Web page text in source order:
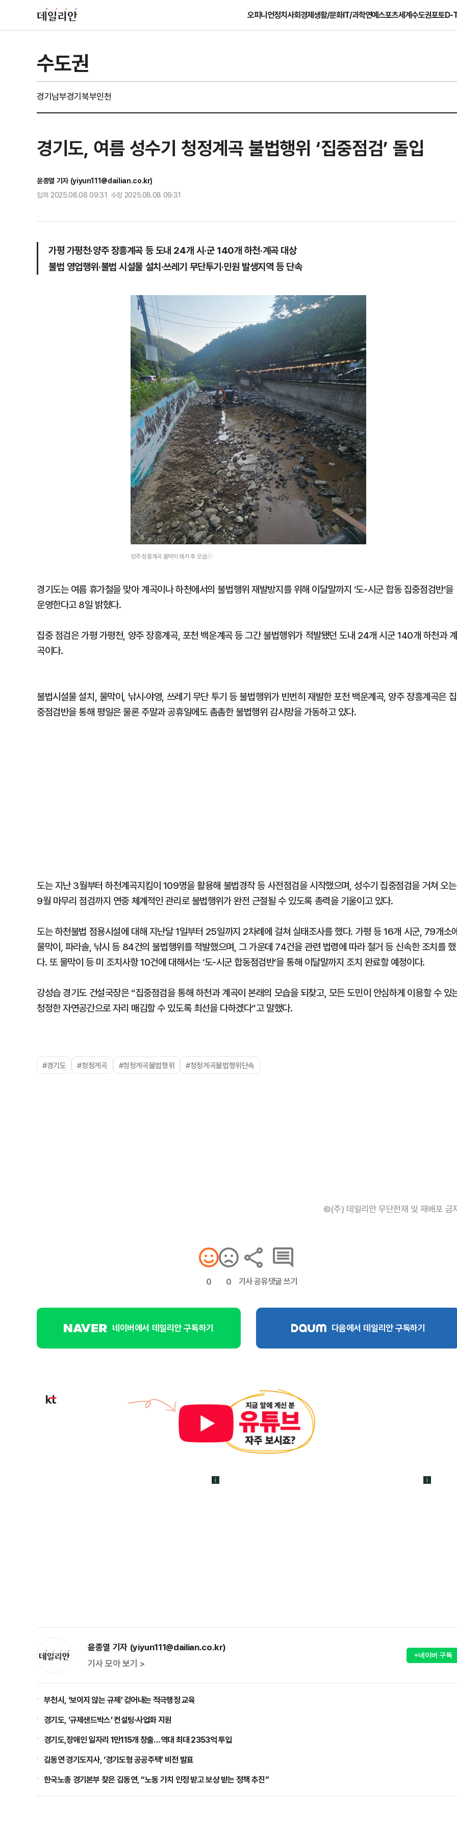
오피니언정치사회경제생활/문화IT/과학연예스포츠세계수도권포토D-
수도권
경기남부경기북부인천
경기도, 여름 성수기 청정계곡 불법행위 ‘집중점검’ 돌입
윤종열 기자 (yiyun111@dailian.co.kr)
입력 2025.08.08 09:31 수정 2025.08.08 09:31
가평 가평천·양주 장흥계곡 등 도내 24개 시·군 140개 하천·계곡 대상
불법 영업행위·불법 시설물 설치·쓰레기 무단투기·민원 발생지역 등 단속
양주 장흥계곡 물막이 제거 후 모습ⓒ
경기도는 여름 휴가철을 맞아 계곡이나 하천에서의 불법행위 재발방지를 위해 이달말까지 ‘도-시군 합동 집중점검반’을
운영한다고 8일 밝혔다.
집중 점검은 가평 가평천, 양주 장흥계곡, 포천 백운계곡 등 그간 불법행위가 적발됐던 도내 24개 시군 140개 하천과 계
곡이다.
불법시설물 설치, 물막이, 낚시·야영, 쓰레기 무단 투기 등 불법행위가 빈번히 재발한 포천 백운계곡, 양주 장흥계곡은 집
중점검반을 통해 평일은 물론 주말과 공휴일에도 촘촘한 불법행위 감시망을 가동하고 있다.
도는 지난 3월부터 하천계곡지킴이 109명을 활용해 불법경작 등 사전점검을 시작했으며, 성수기 집중점검을 거쳐 오는
9월 마무리 점검까지 연중 체계적인 관리로 불법행위가 완전 근절될 수 있도록 총력을 기울이고 있다.
도는 하천불법 점용시설에 대해 지난달 1일부터 25일까지 2차례에 걸쳐 실태조사를 했다. 가평 등 16개 시군, 79개소
물막이, 파라솔, 낚시 등 84건의 불법행위를 적발했으며, 그 가운데 74건을 관련 법령에 따라 철거 등 신속한 조치를 했
다. 또 물막이 등 미 조치사항 10건에 대해서는 ‘도-시군 합동점검반’을 통해 이달말까지 조치 완료할 예정이다.
강성습 경기도 건설국장은 “집중점검을 통해 하천과 계곡이 본래의 모습을 되찾고, 모든 도민이 안심하게 이용할 수 있
청정한 자연공간으로 자리 매김할 수 있도록 최선을 다하겠다”고 말했다.
#경기도 #청정계곡 #청정계곡불법행위 #청정계곡불법행위단속
©(주) 데일리안 무단전재 및 재배포 금
0 0 기사 공유댓글 쓰기
네이버에서 데일리안 구독하기 다음에서 데일리안 구독하기
윤종열 기자 (yiyun111@dailian.co.kr)
기사 모아 보기 >
+네이버 구독
부천시, ‘보이지 않는 규제’ 걷어내는 적극행정 교육
경기도, ‘규제샌드박스’ 컨설팅·사업화 지원
경기도,장애인 일자리 1만115개 창출…역대 최대 2353억 투입
김동연 경기도지사, ‘경기도형 공공주택’ 비전 발표
한국노총 경기본부 찾은 김동연, “노동 가치 인정 받고 보상 받는 정책 추진”